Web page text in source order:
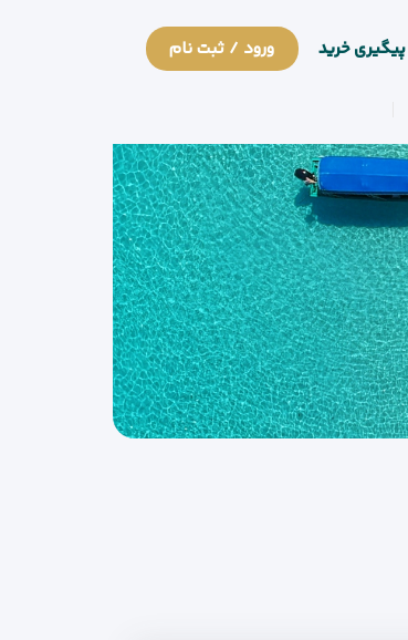
پیگیری خرید ورود / ثبت نام